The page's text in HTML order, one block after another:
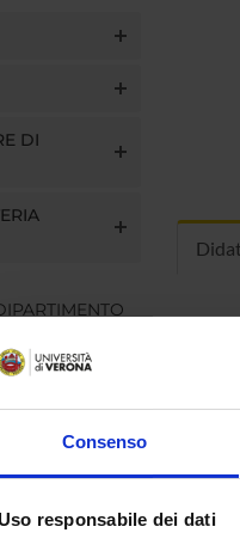
Consenso
Uso responsabile dei dati
DI